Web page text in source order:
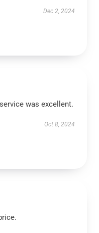
Dec 2, 2024
was excellent.
Oct 8, 2024